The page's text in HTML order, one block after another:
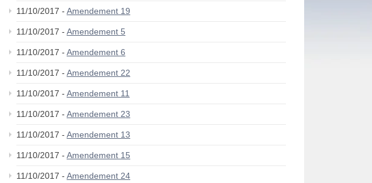
11/10/2017 - Amendement 19
11/10/2017 - Amendement 5
11/10/2017 - Amendement 6
11/10/2017 - Amendement 22
11/10/2017 - Amendement 11
11/10/2017 - Amendement 23
11/10/2017 - Amendement 13
11/10/2017 - Amendement 15
11/10/2017 - Amendement 24